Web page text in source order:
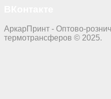
АркарПринт - Оптово-
термотрансферов © 2025.